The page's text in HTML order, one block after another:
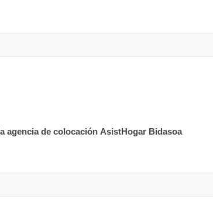
agencia de colocación AsistHogar Bidasoa